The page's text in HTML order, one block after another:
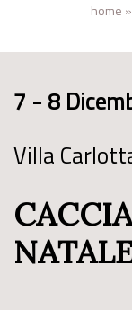
home »
7 - 8
Villa